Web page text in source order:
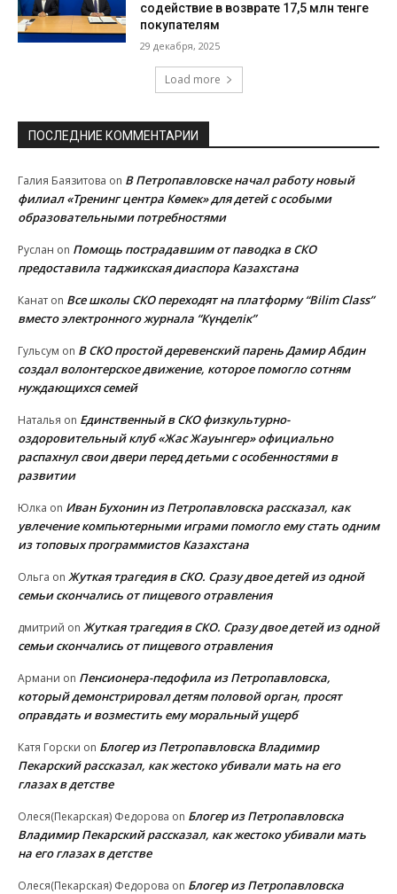
содействие в возврате 17,5 млн тенге
покупателям
29 декабря, 2025
Load more
ПОСЛЕДНИЕ КОММЕНТАРИИ
Галия Баязитова on В Петропавловске начал работу новый
филиал «Тренинг центра Көмек» для детей с особыми
образовательными потребностями
Руслан on Помощь пострадавшим от паводка в СКО
предоставила таджикская диаспора Казахстана
Канат on Все школы СКО переходят на платформу “Bilim Class”
вместо электронного журнала “Күнделік”
Гульсум on В СКО простой деревенский парень Дамир Абдин
создал волонтерское движение, которое помогло сотням
нуждающихся семей
Наталья on Единственный в СКО физкультурно-
оздоровительный клуб «Жас Жауынгер» официально
распахнул свои двери перед детьми с особенностями в
развитии
Юлка on Иван Бухонин из Петропавловска рассказал, как
увлечение компьютерными играми помогло ему стать одним
из топовых программистов Казахстана
Ольга on Жуткая трагедия в СКО. Сразу двое детей из одной
семьи скончались от пищевого отравления
дмитрий on Жуткая трагедия в СКО. Сразу двое детей из одной
семьи скончались от пищевого отравления
Армани on Пенсионера-педофила из Петропавловска,
который демонстрировал детям половой орган, просят
оправдать и возместить ему моральный ущерб
Катя Горски on Блогер из Петропавловска Владимир
Пекарский рассказал, как жестоко убивали мать на его
глазах в детстве
Олеся(Пекарская) Федорова on Блогер из Петропавловска
Владимир Пекарский рассказал, как жестоко убивали мать
на его глазах в детстве
Олеся(Пекарская) Федорова on Блогер из Петропавловска